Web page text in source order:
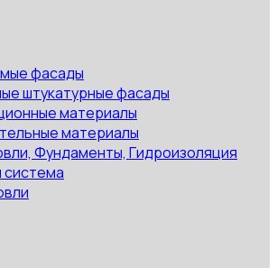
фасады
штукатурные фасады
материалы
материалы
Фундаменты, Гидроизоляция